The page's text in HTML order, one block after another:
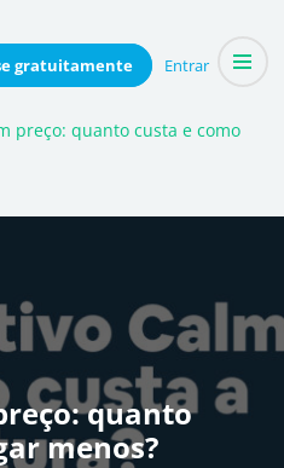
gratuitamente Entrar
coletivamente
preço: quanto custa e como
quanto
menos?